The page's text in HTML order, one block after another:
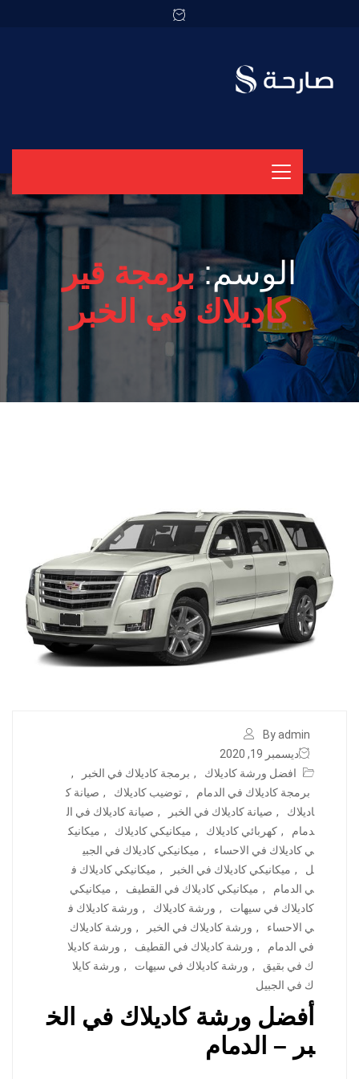
الوسم:برمجة قير
كاديلاك في الخبر
By admin
ديسمبر 19, 2020
افضل ورشة كاديلاك
, برمجة كاديلاك في الخبر
,
برمجة كاديلاك في الدمام
, توضيب كاديلاك , صيانة ك
اديلاك
, صيانة كاديلاك في الخبر , صيانة كاديلاك في ال
دمام
, كهربائي كاديلاك , ميكانيكي كاديلاك , ميكانيك
ي كاديلاك في الاحساء
, ميكانيكي كاديلاك في الجبي
ل
, ميكانيكي كاديلاك في الخبر , ميكانيكي كاديلاك ف
ي الدمام
, ميكانيكي كاديلاك في القطيف , ميكانيكي
كاديلاك في سيهات
, ورشة كاديلاك , ورشة كاديلاك ف
ي الاحساء
, ورشة كاديلاك في الخبر , ورشة كاديلاك
في الدمام
, ورشة كاديلاك في القطيف , ورشة كاديلا
ك في بقيق
, ورشة كاديلاك في سيهات , ورشة كايلا
ك في الجبيل
أفضل ورشة كاديلاك في الخ
بر – الدمام